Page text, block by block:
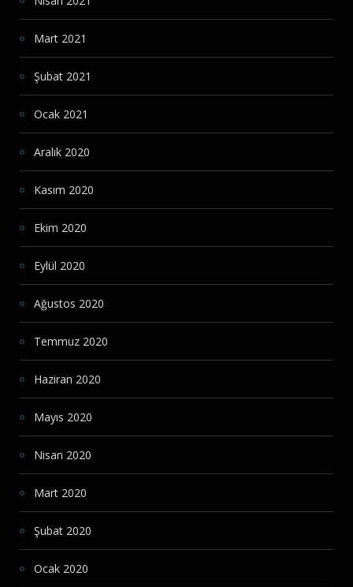
Mart 2021
Şubat 2021
Ocak 2021
Aralık 2020
Kasım 2020
Ekim 2020
Eylül 2020
Ağustos 2020
Temmuz 2020
Haziran 2020
Mayıs 2020
Nisan 2020
Mart 2020
Şubat 2020
Ocak 2020